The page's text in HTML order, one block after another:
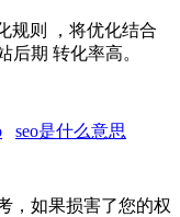
规则 ，将优化结合
后期 转化率高。
seo是什么意思
，如果损害了您的权